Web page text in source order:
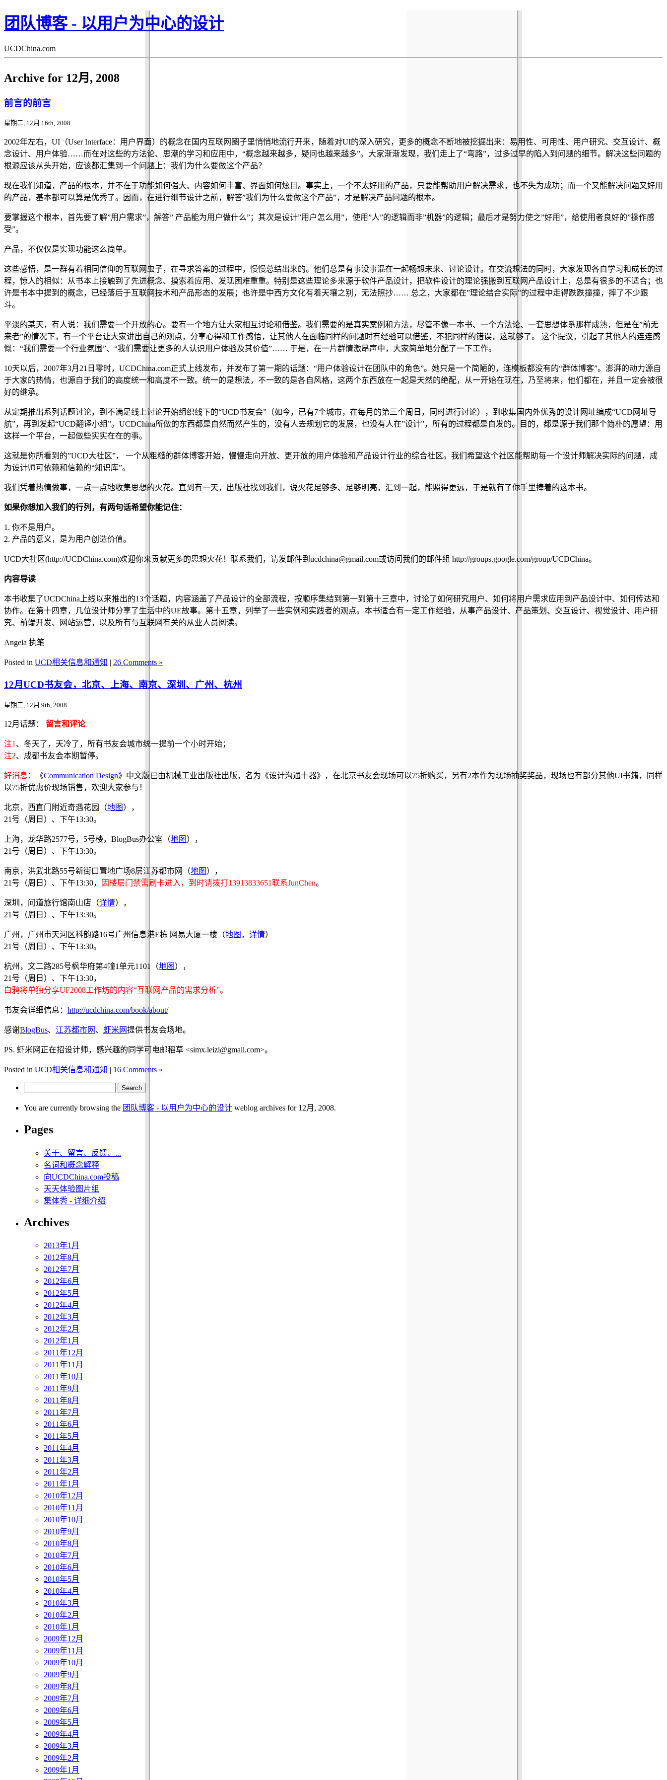
团队博客 - 以用户为中心的设计
UCDChina.com
Archive for 12月, 2008
前言的前言
星期二, 12月 16th, 2008
2002年左右，UI（User Interface：用户界面）的概念在国内互联网圈子里悄悄地流行开来，随着对UI的深入研究，更多的概念不断地被挖掘出来：易用性、可用性、用户研究、交互设计、概
念设计、用户体验……而在对这些的方法论、思潮的学习和应用中，“概念越来越多，疑问也越来越多”。大家渐渐发现，我们走上了“弯路”，过多过早的陷入到问题的细节。解决这些问题的
根源应该从头开始，应该都汇集到一个问题上：我们为什么要做这个产品？
现在我们知道，产品的根本，并不在于功能如何强大、内容如何丰富、界面如何炫目。事实上，一个不太好用的产品，只要能帮助用户解决需求，也不失为成功；而一个又能解决问题又好用
的产品，基本都可以算是优秀了。因而，在进行细节设计之前，解答”我们为什么要做这个产品”，才是解决产品问题的根本。
要掌握这个根本，首先要了解”用户需求”，解答” 产品能为用户做什么”；其次是设计”用户怎么用”，使用”人”的逻辑而非”机器”的逻辑；最后才是努力使之”好用”，给使用者良好的”操作感
受”。
产品，不仅仅是实现功能这么简单。
这些感悟，是一群有着相同信仰的互联网虫子，在寻求答案的过程中，慢慢总结出来的。他们总是有事没事混在一起畅想未来、讨论设计。在交流想法的同时，大家发现各自学习和成长的过
程，惊人的相似：从书本上接触到了先进概念、摸索着应用、发现困难重重。特别是这些理论多来源于软件产品设计，把软件设计的理论强搬到互联网产品设计上，总是有很多的不适合；也
许是书本中提到的概念，已经落后于互联网技术和产品形态的发展；也许是中西方文化有着天壤之别，无法照抄…… 总之，大家都在”理论结合实际”的过程中走得跌跌撞撞，摔了不少跟
斗。
平淡的某天，有人说：我们需要一个开放的心。要有一个地方让大家相互讨论和借鉴。我们需要的是真实案例和方法，尽管不像一本书、一个方法论、一套思想体系那样成熟，但是在”前无
来者”的情况下，有一个平台让大家讲出自己的观点，分享心得和工作感悟，让其他人在面临同样的问题时有经验可以借鉴，不犯同样的错误，这就够了。 这个提议，引起了其他人的连连感
慨：“我们需要一个行业氛围”、“我们需要让更多的人认识用户体验及其价值”…… 于是，在一片群情激昂声中，大家简单地分配了一下工作。
10天以后，2007年3月21日零时，UCDChina.com正式上线发布，并发布了第一期的话题：“用户体验设计在团队中的角色”。她只是一个简陋的，连模板都没有的“群体博客”。澎湃的动力源自
于大家的热情，也源自于我们的高度统一和高度不一致。统一的是想法，不一致的是各自风格，这两个东西放在一起是天然的绝配，从一开始在现在，乃至将来，他们都在，并且一定会被很
好的继承。
从定期推出系列话题讨论，到不满足线上讨论开始组织线下的“UCD书友会”（如今，已有7个城市，在每月的第三个周日，同时进行讨论），到收集国内外优秀的设计网址编成“UCD网址导
航”，再到发起“UCD翻译小组”。UCDChina所做的东西都是自然而然产生的，没有人去规划它的发展，也没有人在”设计”，所有的过程都是自发的。目的，都是源于我们那个简朴的愿望：用
这样一个平台，一起做些实实在在的事。
这就是你所看到的”UCD大社区”， 一个从粗糙的群体博客开始，慢慢走向开放、更开放的用户体验和产品设计行业的综合社区。我们希望这个社区能帮助每一个设计师解决实际的问题，成
为设计师可依赖和信赖的“知识库”。
我们凭着热情做事，一点一点地收集思想的火花。直到有一天，出版社找到我们，说火花足够多、足够明亮，汇到一起，能照得更远，于是就有了你手里捧着的这本书。
如果你想加入我们的行列，有两句话希望你能记住：
1. 你不是用户。
2. 产品的意义，是为用户创造价值。
UCD大社区(http://UCDChina.com)欢迎你来贡献更多的思想火花！联系我们，请发邮件到ucdchina@gmail.com或访问我们的邮件组 http://groups.google.com/group/UCDChina。
内容导读
本书收集了UCDChina上线以来推出的13个话题，内容涵盖了产品设计的全部流程，按顺序集结到第一到第十三章中，讨论了如何研究用户、如何将用户需求应用到产品设计中、如何传达和
协作。在第十四章，几位设计师分享了生活中的UE故事。第十五章，列举了一些实例和实践者的观点。本书适合有一定工作经验，从事产品设计、产品策划、交互设计、视觉设计、用户研
究、前端开发、网站运营，以及所有与互联网有关的从业人员阅读。
Angela 执笔
Posted in UCD相关信息和通知 | 26 Comments »
12月UCD书友会，北京、上海、南京、深圳、广州、杭州
星期二, 12月 9th, 2008
12月话题： 留言和评论
注1 、冬天了，天冷了，所有书友会城市统一提前一个小时开始；
注2、成都书友会本期暂停。
好消息 ：《Communication Design》中文版已由机械工业出版社出版，名为《设计沟通十器》，在北京书友会现场可以75折购买，另有2本作为现场抽奖奖品，现场也有部分其他UI书籍，同样
以75折优惠价现场销售，欢迎大家参与！
北京，西直门附近奇遇花园（地图 ），
21号（周日）、下午13:30。
上海，龙华路2577号，5号楼，BlogBus办公室（地图 ），
21号（周日）、下午13:30。
南京，洪武北路55号新街口置地广场8层江苏都市网（地图 ），
21号（周日）、下午13:30，
因楼层门禁需刷卡进入，到时请拨打13913833651联系JunChen。
深圳，问道旅行馆南山店（详情），
21号（周日）、下午13:30。
广州，广州市天河区科韵路16号广州信息港E栋 网易大厦一楼（地图 ， 详情）
21号（周日）、下午13:30。
杭州，文二路285号枫华府第4幢1单元1101（地图 ），
21号（周日）、下午13:30，
白鸦将单独分享UF2008工作坊的内容“互联网产品的需求分析”。
书友会详细信息： http://ucdchina.com/book/about/
感谢BlogBus、 江苏都市网 、 虾米网提供书友会场地。
PS. 虾米网正在招设计师，感兴趣的同学可电邮稻草 <simx.leizi@gmail.com>。
Posted in UCD相关信息和通知 | 16 Comments »
You are currently browsing the 团队博客 - 以用户为中心的设计 weblog archives for 12月, 2008.
Pages
关于、留言、反馈、...
名词和概念解释
向UCDChina.com投稿
天天体验图片组
集体秀 - 详细介绍
Archives
2013年1月
2012年8月
2012年7月
2012年6月
2012年5月
2012年4月
2012年3月
2012年2月
2012年1月
2011年12月
2011年11月
2011年10月
2011年9月
2011年8月
2011年7月
2011年6月
2011年5月
2011年4月
2011年3月
2011年2月
2011年1月
2010年12月
2010年11月
2010年10月
2010年9月
2010年8月
2010年7月
2010年6月
2010年5月
2010年4月
2010年3月
2010年2月
2010年1月
2009年12月
2009年11月
2009年10月
2009年9月
2009年8月
2009年7月
2009年6月
2009年5月
2009年4月
2009年3月
2009年2月
2009年1月